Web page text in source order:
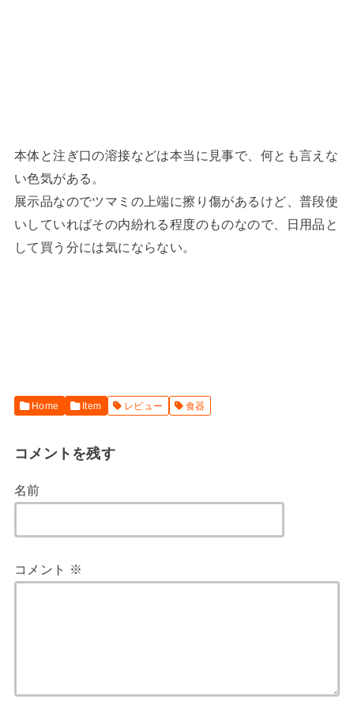
本体と注ぎ口の溶接などは本当に見事で、何とも言えな
い色気がある。
展示品なのでツマミの上端に擦り傷があるけど、普段使
いしていればその内紛れる程度のものなので、日用品と
して買う分には気にならない。
Home Item レビュー 食器
コメントを残す
名前
コメント ※